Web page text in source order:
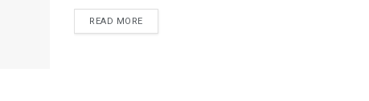
READ MORE